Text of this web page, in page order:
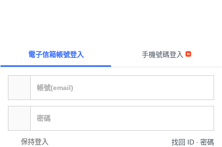
電子信箱帳號登入 手機號碼登入
保持登入 找回 ID ∙ 密碼